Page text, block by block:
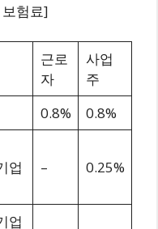
험료]
근로
자
사업
주
0.8%
0.8%
업 – 0.25%
업